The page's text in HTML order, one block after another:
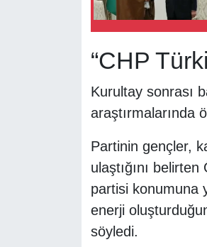
“CHP
Kurultay sonrası
araştırmalarında
Partinin gençler,
ulaştığını
partisi konumuna
enerji
söyledi.